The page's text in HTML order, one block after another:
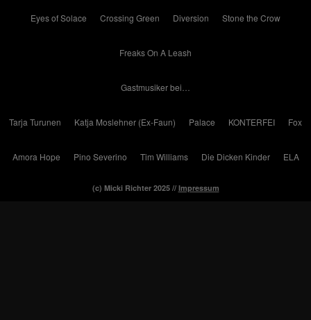
Eyes of Solace Crossing Green Diversion Stone the Crow
Freaks On A Leash
Gastmusiker bei…
Tarja Turunen Katja Moslehner (Ex-Faun) Palace KONTERFEI Fox
Amora Hope Pino Severino Tim Williams Die Dicken Kinder ELA
(c) Micki Richter 2025 // Impressum